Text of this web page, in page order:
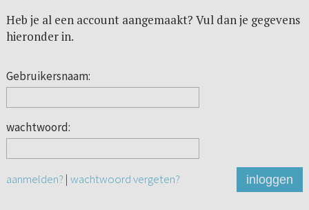
Heb je al een account aangemaakt? Vul dan je gegevens
hieronder in.
Gebruikersnaam:
wachtwoord:
aanmelden? | wachtwoord vergeten? inloggen